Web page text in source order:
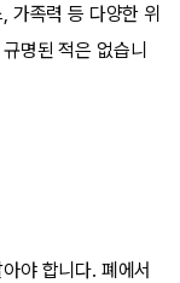
가족력 등 다양한 위
명된 적은 없습니
야 합니다. 폐에서